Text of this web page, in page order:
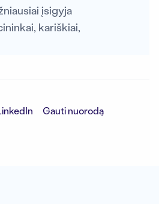
įsigyja
kariškiai,
Gauti nuorodą